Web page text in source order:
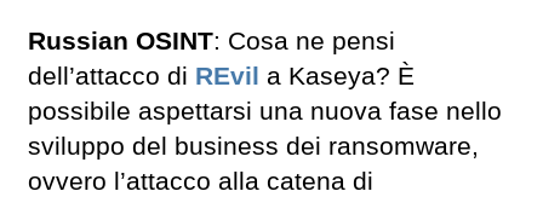
Russian OSINT: Cosa ne pensi
dell’attacco di REvil a Kaseya? È
possibile aspettarsi una nuova fase nello
sviluppo del business dei ransomware,
ovvero l’attacco alla catena di